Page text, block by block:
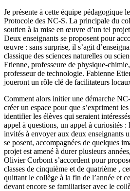
Je présente à cette équipe pédagogique
Protocole des NC-S. La principale du
soutien à la mise en œuvre d’un tel
Deux enseignants se proposent pour
œuvre : sans surprise, il s’agit
classique des sciences naturelles ou
Etienne, professeure de physique-
professeur de technologie. Fabienne
joueront un rôle clé de facilitateurs
Comment alors initier une démarche
créer un espace pour que s’expriment
identifier les élèves qui seraient
appel à questions, un appel à curiosités :
invités à envoyer aux deux enseignants
se posent, accompagnées de quelques
projet est amené à durer plusieurs
Olivier Corbont s’accordent pour
classes de cinquième et de quatrième ,
quittant le collège à la fin de l’année et
devant encore se familiariser avec le